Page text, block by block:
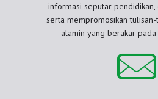
informasi seputar pendidikan,
serta mempromosikan
alamin yang berakar